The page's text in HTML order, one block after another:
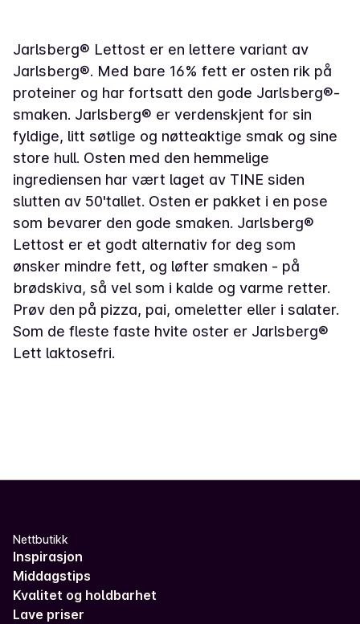
Jarlsberg® Lettost er en lettere variant av
Jarlsberg®. Med bare 16% fett er osten rik på
proteiner og har fortsatt den gode Jarlsberg®-
smaken. Jarlsberg® er verdenskjent for sin
fyldige, litt søtlige og nøtteaktige smak og sine
store hull. Osten med den hemmelige
ingrediensen har vært laget av TINE siden
slutten av 50'tallet. Osten er pakket i en pose
som bevarer den gode smaken. Jarlsberg®
Lettost er et godt alternativ for deg som
ønsker mindre fett, og løfter smaken - på
brødskiva, så vel som i kalde og varme retter.
Prøv den på pizza, pai, omeletter eller i salater.
Som de fleste faste hvite oster er Jarlsberg®
Lett laktosefri.
Nettbutikk
Inspirasjon
Middagstips
Kvalitet og holdbarhet
Lave priser